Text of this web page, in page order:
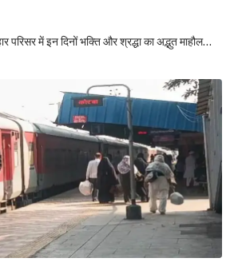
परिसर में इन दिनों भक्ति और श्रद्धा का अद्भुत माहौल…